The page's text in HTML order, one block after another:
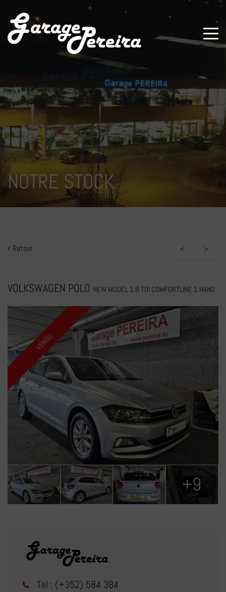
NOTRE STOCK
Retour < >
VOLKSWAGEN POLO NEW MODEL 1.6 TDI COMFORTLINE 1 HAND
VENDU
+9
Tel : (+352) 584 384
Paramètres avancés des cookies